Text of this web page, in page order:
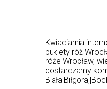
Kwiaciarnia
bukiety róż
róże Wrocław,
dostarczamy
Biała|Biłgoraj|